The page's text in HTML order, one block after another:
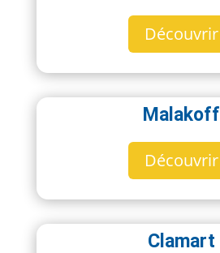
Découvrir
Malakoff
Découvrir
Clamart